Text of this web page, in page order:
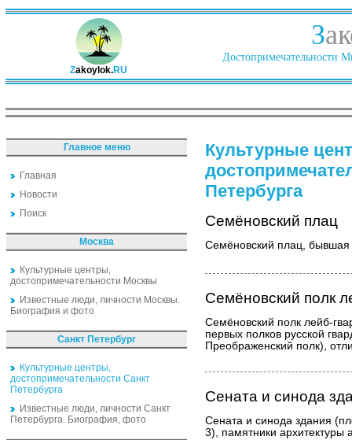
Zakoylok.RU
З
Достопримечательности
Главное меню
Главная
Новости
Поиск
Москва
Культурные центры,
достопримечательности Москвы
Известные люди, личности Москвы.
Биография и фото
Санкт Петербург
Культурные центры,
достопримечательности Санкт
Петербурга
Известные люди, личности Санкт
Петербурга. Биография, фото
Культурные
Петербурга
Семёновский плац
Семёновский плац,
Семёновский полк
Семёновский полк лейб-
первых полков русской
Преображенский полк),
Сената и синода
Сената и синода здания
3), памятники архитектуры